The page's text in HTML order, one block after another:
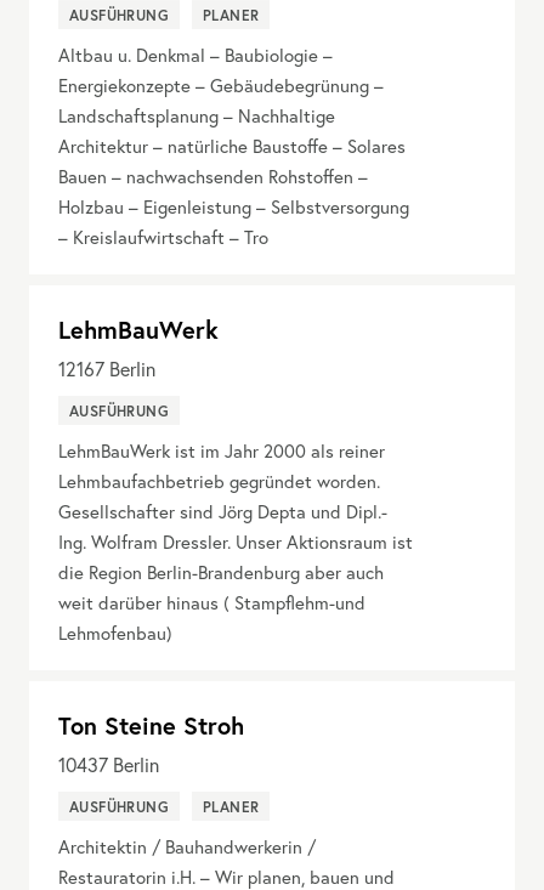
AUSFÜHRUNG PLANER
Altbau u. Denkmal – Baubiologie –
Energiekonzepte – Gebäudebegrünung –
Landschaftsplanung – Nachhaltige
Architektur – natürliche Baustoffe – Solares
Bauen – nachwachsenden Rohstoffen –
Holzbau – Eigenleistung – Selbstversorgung
– Kreislaufwirtschaft – Tro
LehmBauWerk
12167 Berlin
AUSFÜHRUNG
LehmBauWerk ist im Jahr 2000 als reiner
Lehmbaufachbetrieb gegründet worden.
Gesellschafter sind Jörg Depta und Dipl.-
Ing. Wolfram Dressler. Unser Aktionsraum ist
die Region Berlin-Brandenburg aber auch
weit darüber hinaus ( Stampflehm-und
Lehmofenbau)
Ton Steine Stroh
10437 Berlin
AUSFÜHRUNG PLANER
Architektin / Bauhandwerkerin /
Restauratorin i.H. – Wir planen, bauen und